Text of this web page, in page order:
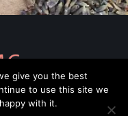
give you the best
to use this site we
with it.